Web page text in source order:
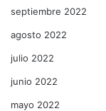
septiembre 2022
agosto 2022
julio 2022
junio 2022
mayo 2022